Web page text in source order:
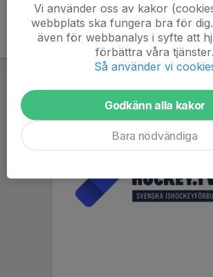
Vi använder oss av kakor
webbplats ska fungera bra för
även för webbanalys i syfte att
förbättra våra tjänster.
Så använder vi
Godkänn alla kakor
Bara nödvändiga